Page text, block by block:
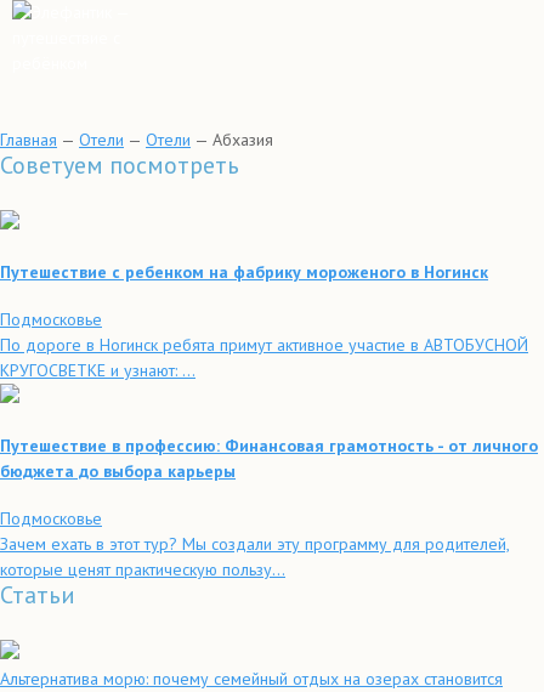
Главная — Отели — Отели — Абхазия
Советуем посмотреть
Путешествие с ребенком на фабрику мороженого в Ногинск
Подмосковье
По дороге в Ногинск ребята примут активное участие в АВТОБУСНОЙ
КРУГОСВЕТКЕ и узнают: ...
Путешествие в профессию: Финансовая грамотность - от личного
бюджета до выбора карьеры
Подмосковье
Зачем ехать в этот тур? Мы создали эту программу для родителей,
которые ценят практическую пользу...
Статьи
Альтернатива морю: почему семейный отдых на озерах становится